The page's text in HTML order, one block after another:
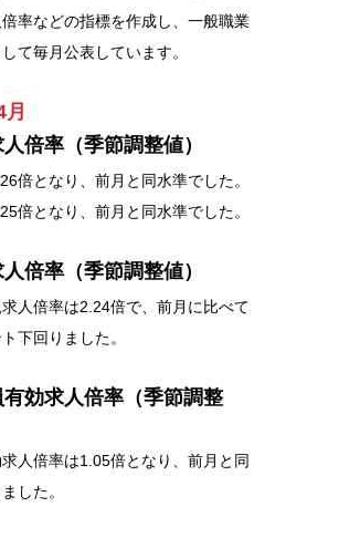
率などの指標を作成し、一般職業
て毎月公表しています。
人倍率（季節調整値）
倍となり、前月と同水準でした。
倍となり、前月と同水準でした。
人倍率（季節調整値）
人倍率は2.24倍で、前月に比べて
下回りました。
有効求人倍率（季節調整
人倍率は1.05倍となり、前月と同
した。